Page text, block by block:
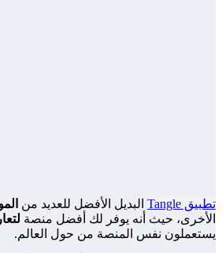
تطبيق Tangle البديل الأفضل للعديد من
الأخرى، حيث أنه يوفر لك أفضل منصة
يستعملون نفس المنصة من حول العالم.